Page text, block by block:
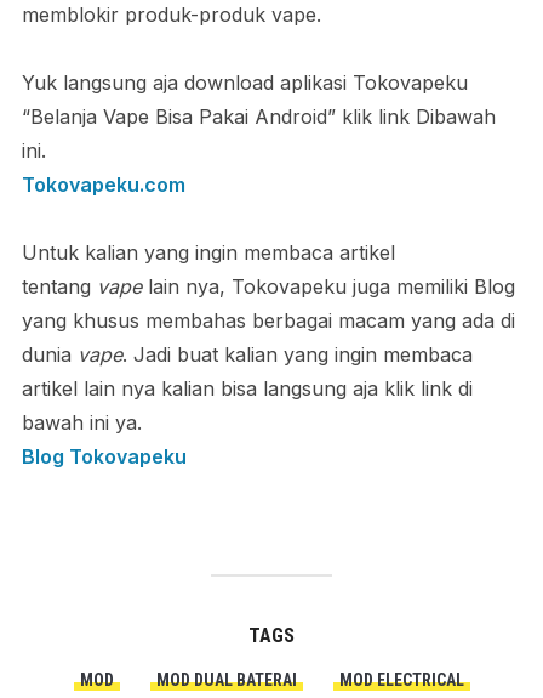
memblokir produk-produk vape.
Yuk langsung aja download aplikasi Tokovapeku
“Belanja Vape Bisa Pakai Android” klik link Dibawah
ini.
Tokovapeku.com
Untuk kalian yang ingin membaca artikel
tentang vape lain nya, Tokovapeku juga memiliki Blog
yang khusus membahas berbagai macam yang ada di
dunia vape. Jadi buat kalian yang ingin membaca
artikel lain nya kalian bisa langsung aja klik link di
bawah ini ya.
Blog Tokovapeku
TAGS
MOD MOD DUAL BATERAI
MOD ELECTRICAL